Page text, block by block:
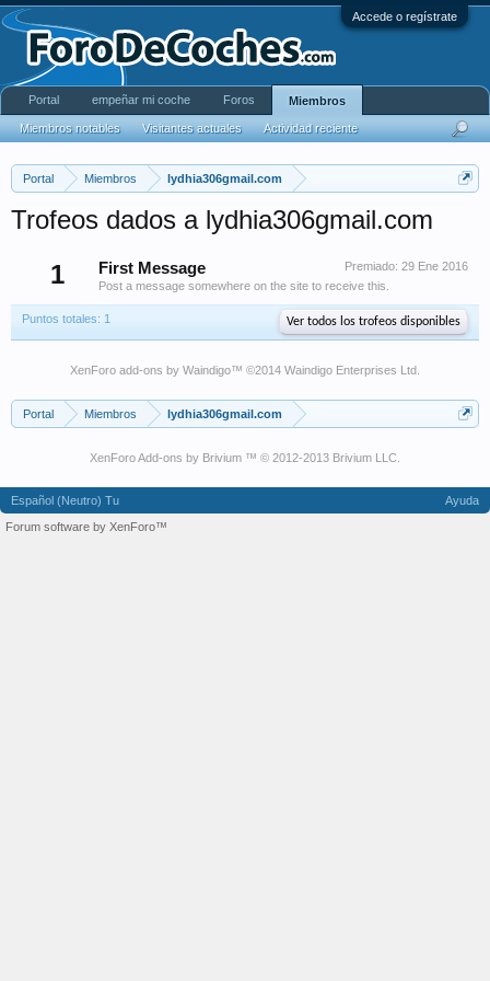
Accede o regístrate
Portal Miembros lydhia306gmail.com
Trofeos dados a lydhia306gmail.com
1
Premiado: 29 Ene 2016
First Message
Post a message somewhere on the site to receive this.
Puntos totales: 1 Ver todos los trofeos disponibles
XenForo add-ons by Waindigo™ ©2014 Waindigo Enterprises Ltd
Portal Miembros lydhia306gmail.com
XenForo Add-ons by Brivium ™ © 2012-2013 Brivium LLC.
Portal empeñar mi coche Foros Miembros
Miembros notables Visitantes actuales Actividad reciente
Español (Neutro) Tu
Ayuda
Forum software by XenForo™